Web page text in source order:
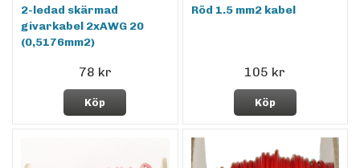
2-ledad skärmad
givarkabel 2xAWG 20
(0,5176mm2)
78 kr
Köp
Röd 1.5 mm2 kabel
105 kr
Köp